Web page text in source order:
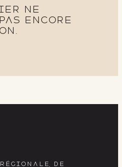
ne
encore
DE